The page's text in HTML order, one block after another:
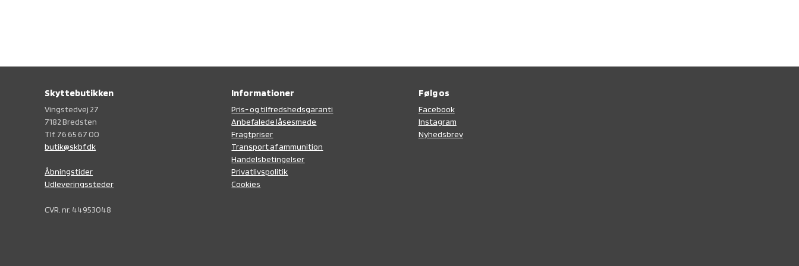
Skyttebutikken
Vingstedvej 27
7182 Bredsten
Tlf. 76 65 67 00
butik@skbf.dk
Åbningstider
Udleveringssteder
CVR. nr. 44953048
Informationer
Pris- og tilfredshedsgaranti
Anbefalede låsesmede
Fragtpriser
Transport af ammunition
Handelsbetingelser
Privatlivspolitik
Cookies
Følg os
Facebook
Instagram
Nyhedsbrev